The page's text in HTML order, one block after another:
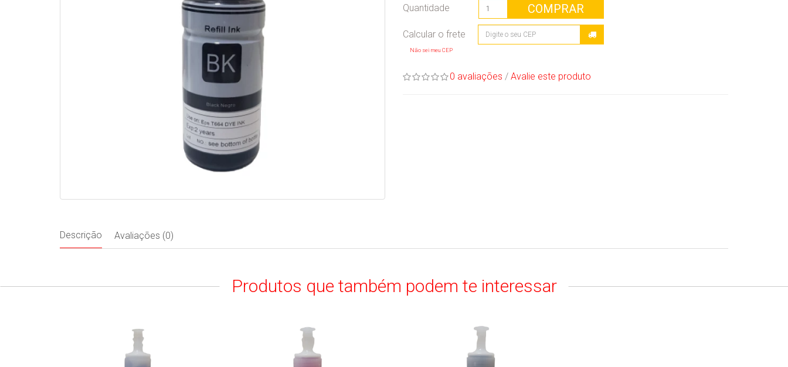
Quantidade COMPRAR
Não sei meu CEP
0 avaliações / Avalie este produto
Descrição Avaliações (0)
Produtos que também podem te interessar